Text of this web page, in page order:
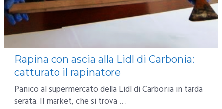
Rapina con ascia alla Lidl di Carbonia:
catturato il rapinatore
Panico al supermercato della Lidl di Carbonia in tarda
serata. Il market, che si trova …